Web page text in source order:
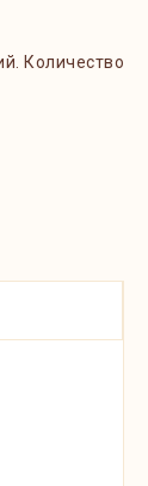
Количество